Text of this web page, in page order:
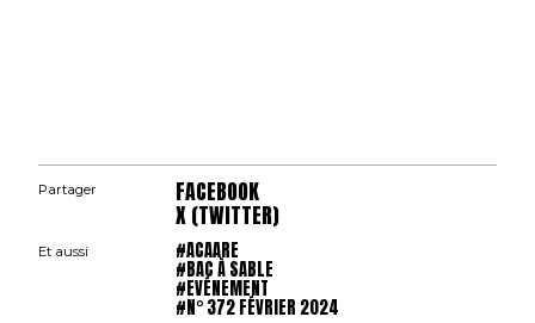
Partager FACEBOOK
X (TWITTER)
Et aussi #ACAARE
#BAC À SABLE
#EVÉNEMENT
#N° 372 FÉVRIER 2024